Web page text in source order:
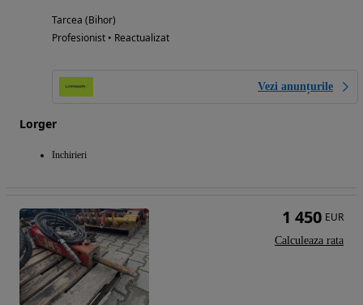
Tarcea (Bihor)
Profesionist • Reactualizat
Vezi anunțurile
Lorger
Inchirieri
1 450 EUR
Calculeaza rata